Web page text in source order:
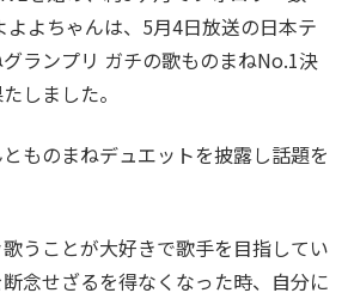
よちゃんは、5月4日放送の日本テ
ランプリ ガチの歌ものまねNo.1決
しました。
ものまねデュエットを披露し話題を
うことが大好きで歌手を目指してい
念せざるを得なくなった時、自分に